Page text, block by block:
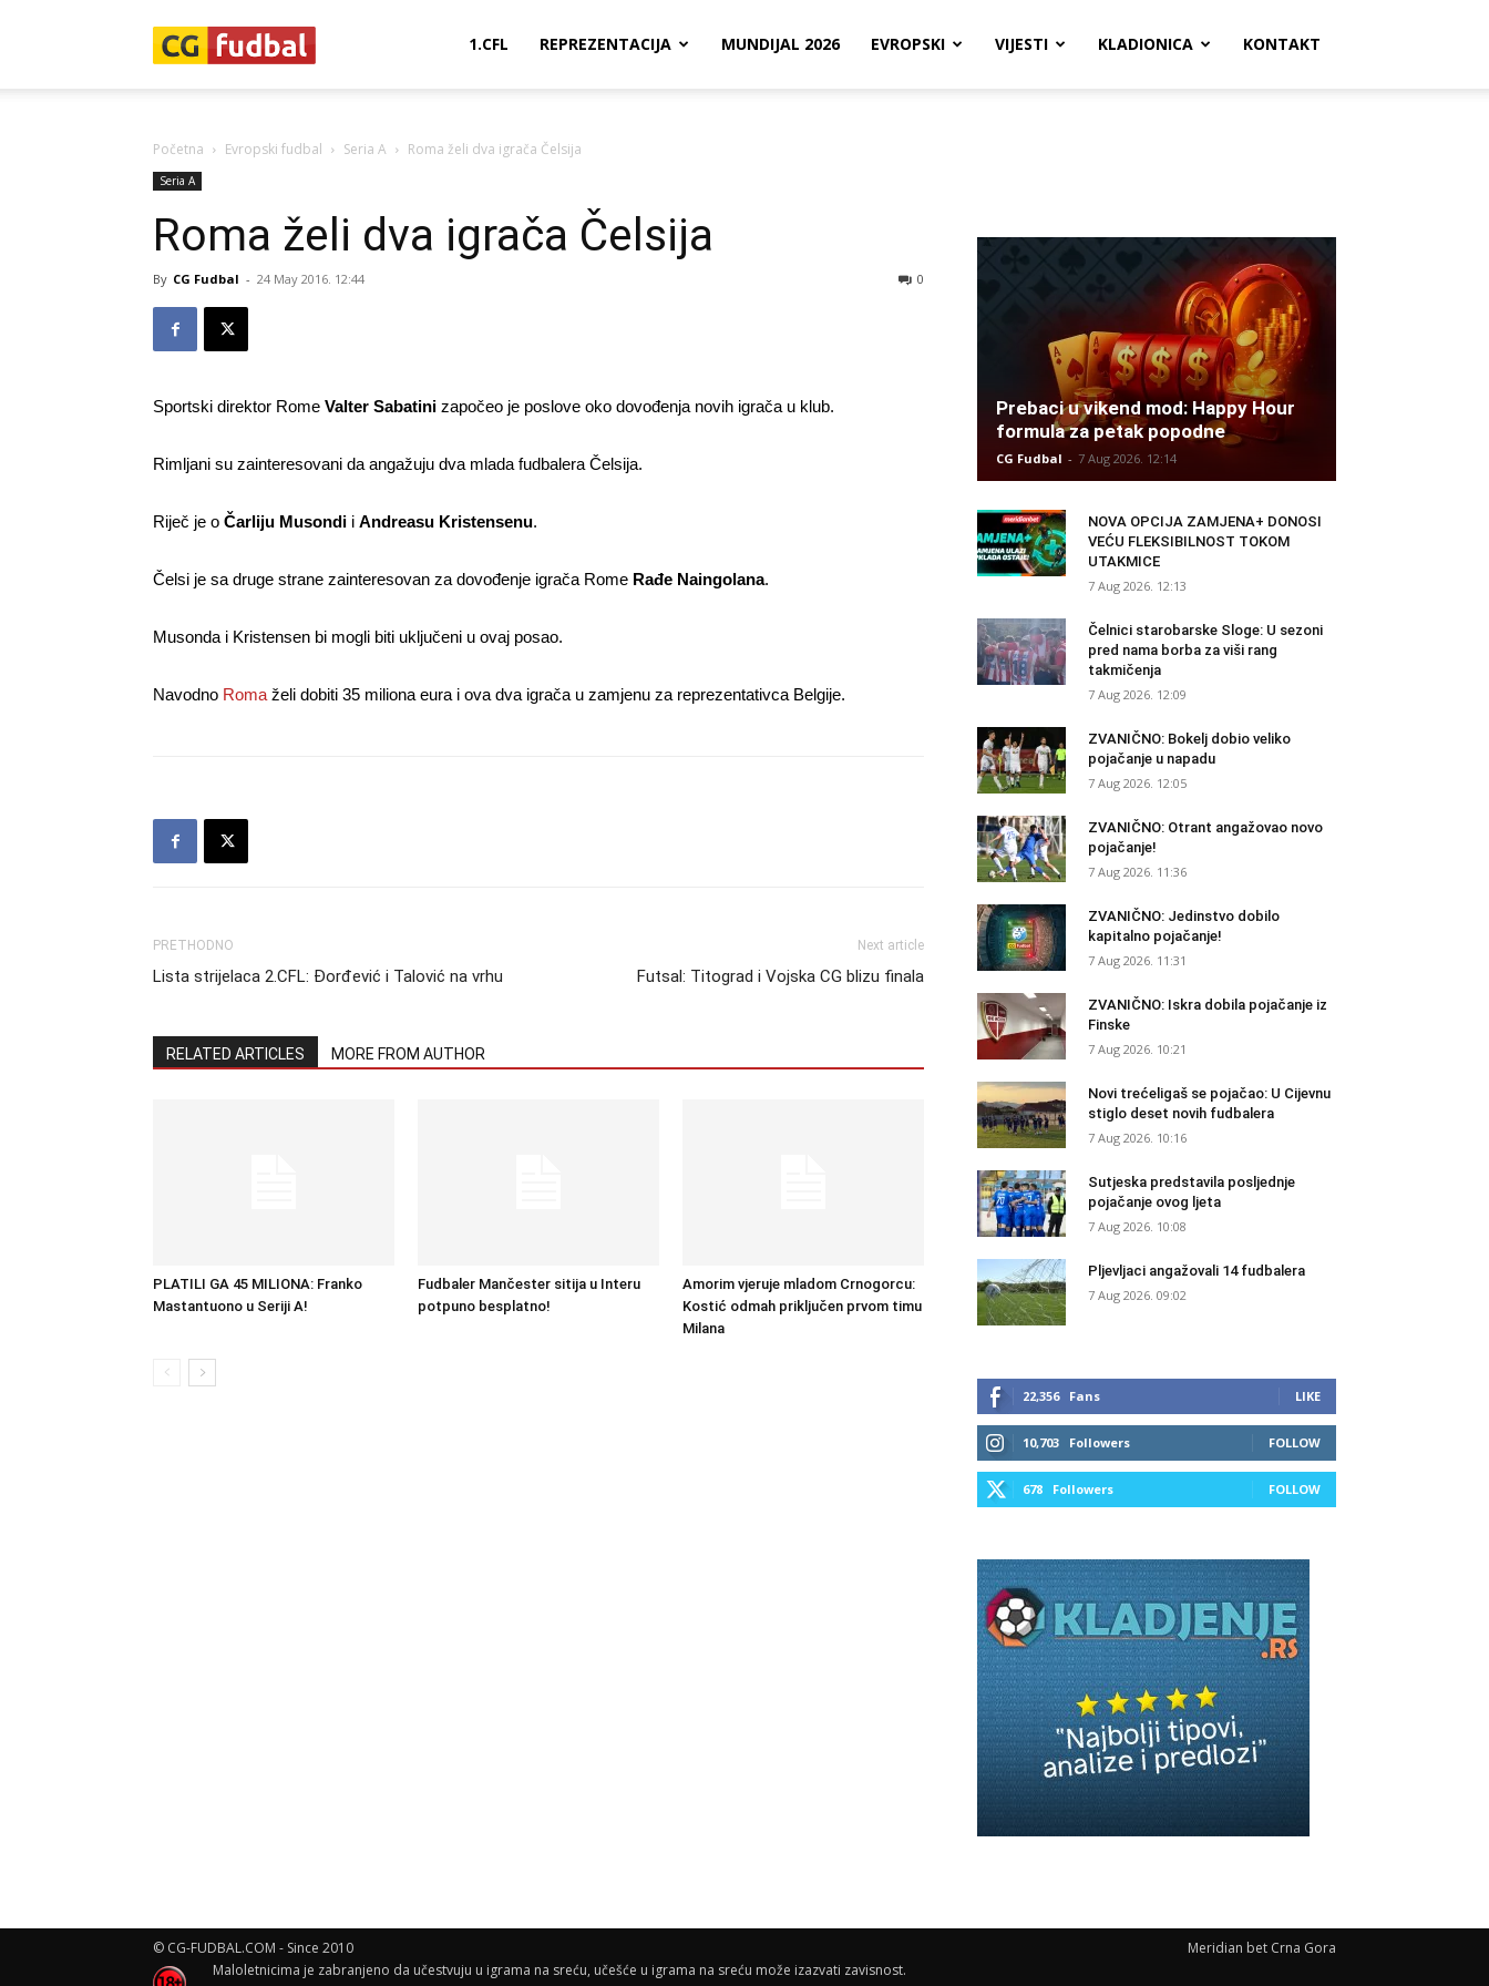
1.CFL REPREZENTACIJA MUNDIJAL 2026 EVROPSKI VIJESTI KLADIONICA KONTAKT
Početna Evropski fudbal Seria A Roma želi dva igrača Čelsija
Seria A
Roma želi dva igrača Čelsija
By CG Fudbal - 24 May 2016. 12:44 0
Sportski direktor Rome Valter Sabatini započeo je poslove oko dovođenja novih igrača u klub.
Rimljani su zainteresovani da angažuju dva mlada fudbalera Čelsija.
Riječ je o Čarliju Musondi i Andreasu Kristensenu.
Čelsi je sa druge strane zainteresovan za dovođenje igrača Rome Rađe Naingolana.
Musonda i Kristensen bi mogli biti uključeni u ovaj posao.
Navodno Roma želi dobiti 35 miliona eura i ova dva igrača u zamjenu za reprezentativca Belgije.
PRETHODNO
Lista strijelaca 2.CFL: Đorđević i Talović na vrhu
Next article
Futsal: Titograd i Vojska CG blizu finala
RELATED ARTICLES MORE FROM AUTHOR
PLATILI GA 45 MILIONA: Franko
Mastantuono u Seriji A!
Fudbaler Mančester sitija u Interu
potpuno besplatno!
Amorim vjeruje mladom Crnogorcu:
Kostić odmah priključen prvom timu
Milana
Prebaci u vikend mod: Happy Hour
formula za petak popodne
CG Fudbal - 7 Aug 2026. 12:14
NOVA OPCIJA ZAMJENA+ DONOSI
VEĆU FLEKSIBILNOST TOKOM
UTAKMICE
7 Aug 2026. 12:13
Čelnici starobarske Sloge: U sezoni
pred nama borba za viši rang
takmičenja
7 Aug 2026. 12:09
ZVANIČNO: Bokelj dobio veliko
pojačanje u napadu
7 Aug 2026. 12:05
ZVANIČNO: Otrant angažovao novo
pojačanje!
7 Aug 2026. 11:36
ZVANIČNO: Jedinstvo dobilo
kapitalno pojačanje!
7 Aug 2026. 11:31
ZVANIČNO: Iskra dobila pojačanje iz
Finske
7 Aug 2026. 10:21
Novi trećeligaš se pojačao: U Cijevnu
stiglo deset novih fudbalera
7 Aug 2026. 10:16
Sutjeska predstavila posljednje
pojačanje ovog ljeta
7 Aug 2026. 10:08
Pljevljaci angažovali 14 fudbalera
7 Aug 2026. 09:02
22,356 Fans LIKE
10,703 Followers FOLLOW
678 Followers FOLLOW
Meridian bet Crna Gora
© CG-FUDBAL.COM - Since 2010
Maloletnicima je zabranjeno da učestvuju u igrama na sreću, učešće u igrama na sreću može izazvati zavisnost.